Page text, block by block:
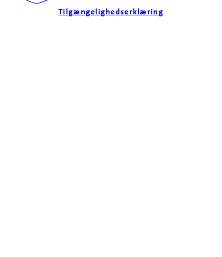
Tilgængelighedserklæring